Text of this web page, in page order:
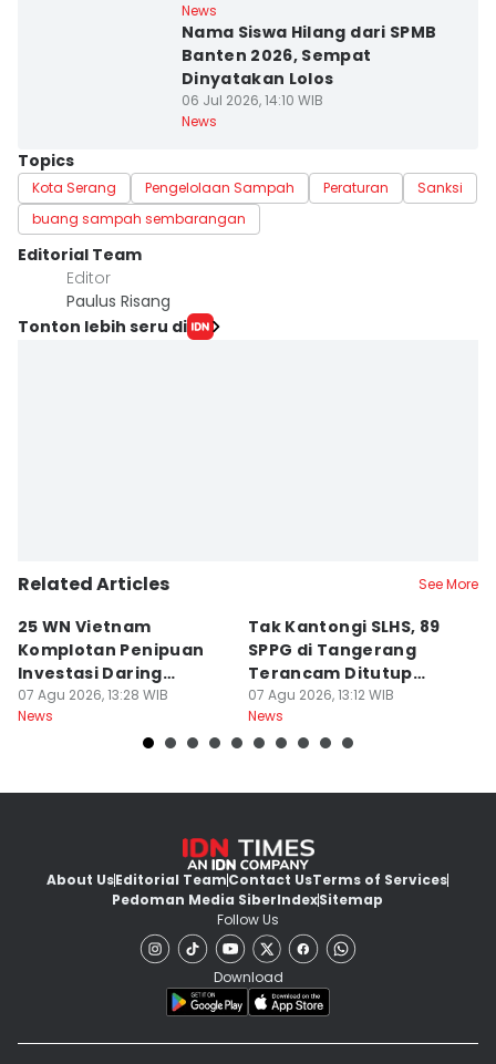
News
Nama Siswa Hilang dari SPMB
Banten 2026, Sempat
Dinyatakan Lolos
06 Jul 2026, 14:10 WIB
News
Topics
Kota Serang Pengelolaan Sampah Peraturan
Sanksi
buang sampah sembarangan
Editorial Team
Editor
Paulus Risang
Tonton lebih seru di
Related Articles See More
25 WN Vietnam
Komplotan Penipuan
Investasi Daring
Dideportasi
07 Agu 2026, 13:28 WIB
News
Tak Kantongi SLHS, 89
SPPG di Tangerang
Terancam Ditutup
Permanen
07 Agu 2026, 13:12 WIB
News
About UsEditorial TeamContact UsTerms of Services
Pedoman Media SiberIndexSitemap
Follow Us
Download